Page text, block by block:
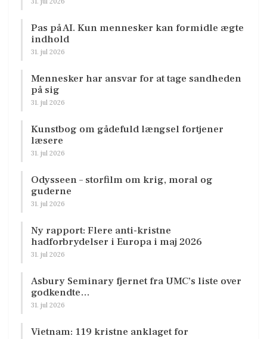
Pas på AI. Kun mennesker kan formidle ægte
indhold
31. jul 2026
Mennesker har ansvar for at tage sandheden
på sig
31. jul 2026
Kunstbog om gådefuld længsel fortjener
læsere
31. jul 2026
Odysseen – storfilm om krig, moral og
guderne
31. jul 2026
Ny rapport: Flere anti-kristne
hadforbrydelser i Europa i maj 2026
31. jul 2026
Asbury Seminary fjernet fra UMC’s liste over
godkendte…
31. jul 2026
Vietnam: 119 kristne anklaget for